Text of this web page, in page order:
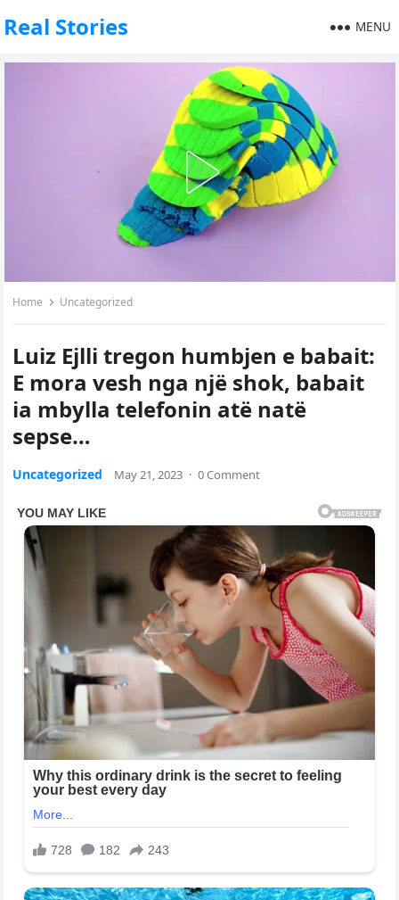
Real Stories MENU
Home Uncategorized
Luiz Ejlli tregon humbjen e babait:
E mora vesh nga një shok, babait
ia mbylla telefonin atë natë
sepse…
Uncategorized May 21, 2023 · 0 Comment